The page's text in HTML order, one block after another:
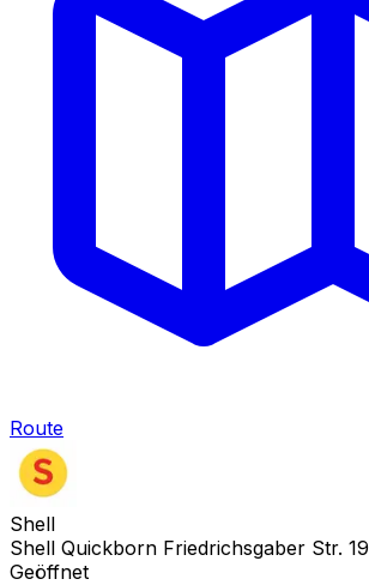
Route
Shell
Shell Quickborn Friedrichsgaber Str. 19
Geöffnet